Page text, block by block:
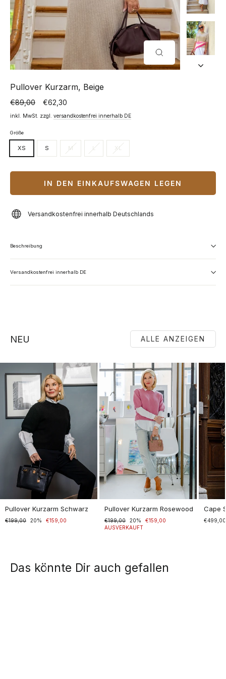
SCHLIESSEN (
ESC)
Pullover Kurzarm, Beige
Normaler
Preis
€89,00
Sonderpreis€62,30
inkl. MwSt. zzgl. versandkostenfrei innerhalb DE
Größe
XS S M L XL
IN DEN EINKAUFSWAGEN LEGEN
Versandkostenfrei innerhalb Deutschlands
Beschreibung
Versandkostenfrei innerhalb DE
NEU ALLE ANZEIGEN
Pullover Kurzarm Schwarz
Normaler
€199,00
Sonderpreis20% €159,00
Pullover Kurzarm Rosewood
Normaler
Preis
€199,00
Sonderpreis20%
€159,00
AUSVERKAUFT
Cape
€499,00
Das könnte Dir auch gefallen